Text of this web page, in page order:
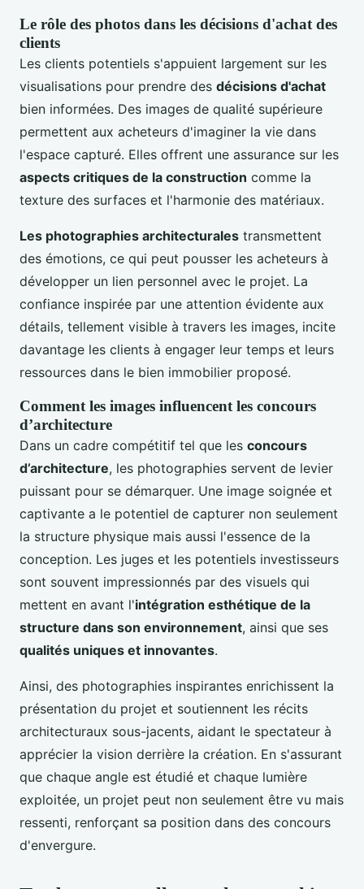
Le rôle des photos dans les décisions d'achat des
clients
Les clients potentiels s'appuient largement sur les
visualisations pour prendre des décisions d'achat
bien informées. Des images de qualité supérieure
permettent aux acheteurs d'imaginer la vie dans
l'espace capturé. Elles offrent une assurance sur les
aspects critiques de la construction comme la
texture des surfaces et l'harmonie des matériaux.
Les photographies architecturales transmettent
des émotions, ce qui peut pousser les acheteurs à
développer un lien personnel avec le projet. La
confiance inspirée par une attention évidente aux
détails, tellement visible à travers les images, incite
davantage les clients à engager leur temps et leurs
ressources dans le bien immobilier proposé.
Comment les images influencent les concours
d’architecture
Dans un cadre compétitif tel que les concours
d’architecture, les photographies servent de levier
puissant pour se démarquer. Une image soignée et
captivante a le potentiel de capturer non seulement
la structure physique mais aussi l'essence de la
conception. Les juges et les potentiels investisseurs
sont souvent impressionnés par des visuels qui
mettent en avant l'intégration esthétique de la
structure dans son environnement, ainsi que ses
qualités uniques et innovantes.
Ainsi, des photographies inspirantes enrichissent la
présentation du projet et soutiennent les récits
architecturaux sous-jacents, aidant le spectateur à
apprécier la vision derrière la création. En s'assurant
que chaque angle est étudié et chaque lumière
exploitée, un projet peut non seulement être vu mais
ressenti, renforçant sa position dans des concours
d'envergure.